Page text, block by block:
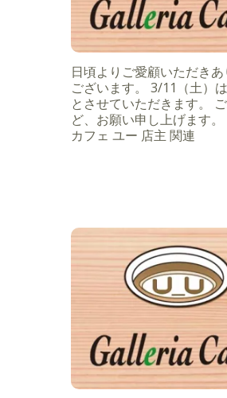
日頃よりご愛顧いただきあ
ございます。 3/11（土）
とさせていただきます。
ど、お願い申し上げます
カフェ ユー 店主 関連